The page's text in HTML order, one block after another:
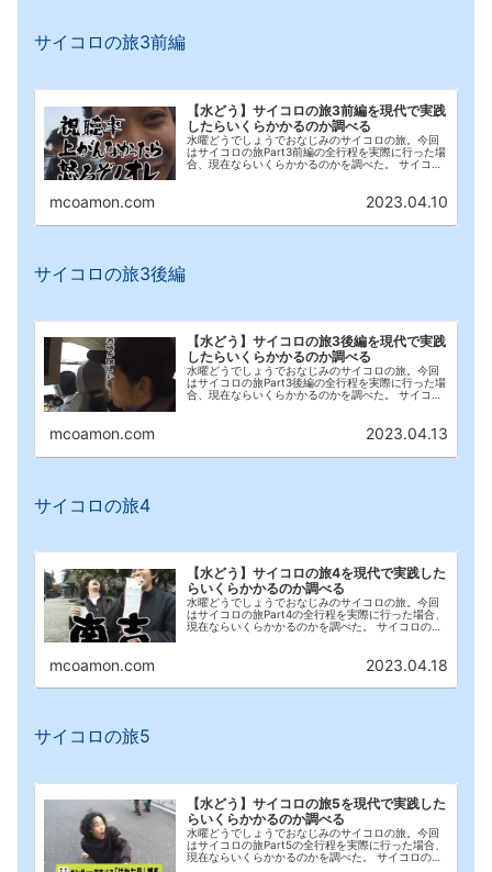
サイコロの旅3前編
【水どう】サイコロの旅3前編を現代で実践
したらいくらかかるのか調べる
水曜どうでしょうでおなじみのサイコロの旅。今回
はサイコロの旅Part3前編の全行程を実際に行った場
合、現在ならいくらかかるのかを調べた。 サイコロ
mcoamon.com 2023.04.10
サイコロの旅3後編
【水どう】サイコロの旅3後編を現代で実践
したらいくらかかるのか調べる
水曜どうでしょうでおなじみのサイコロの旅。今回
はサイコロの旅Part3後編の全行程を実際に行った場
合、現在ならいくらかかるのかを調べた。 サイコロ
mcoamon.com 2023.04.13
サイコロの旅4
【水どう】サイコロの旅4を現代で実践した
らいくらかかるのか調べる
水曜どうでしょうでおなじみのサイコロの旅。今回
はサイコロの旅Part4の全行程を実際に行った場合、
現在ならいくらかかるのかを調べた。 サイコロの旅
mcoamon.com 2023.04.18
サイコロの旅5
【水どう】サイコロの旅5を現代で実践した
らいくらかかるのか調べる
水曜どうでしょうでおなじみのサイコロの旅。今回
はサイコロの旅Part5の全行程を実際に行った場合、
現在ならいくらかかるのかを調べた。 サイコロの旅